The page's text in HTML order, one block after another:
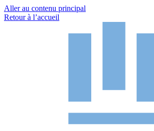
Aller au contenu principal
Retour à l’accueil